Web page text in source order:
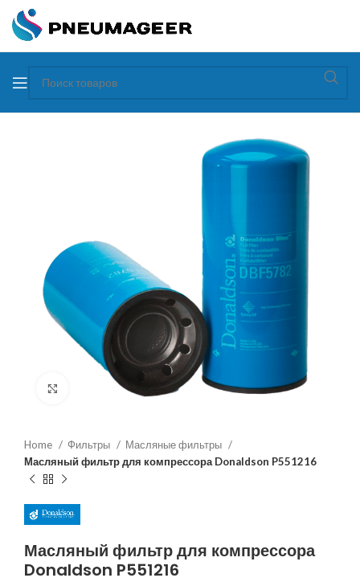
Увеличить
Home Фильтры
Масляные фильтры
Масляный фильтр для компрессора Donaldson P551216
Масляный фильтр для компрессора
Donaldson P551216